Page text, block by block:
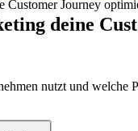
Customer Journey
deine
nutzt und welche